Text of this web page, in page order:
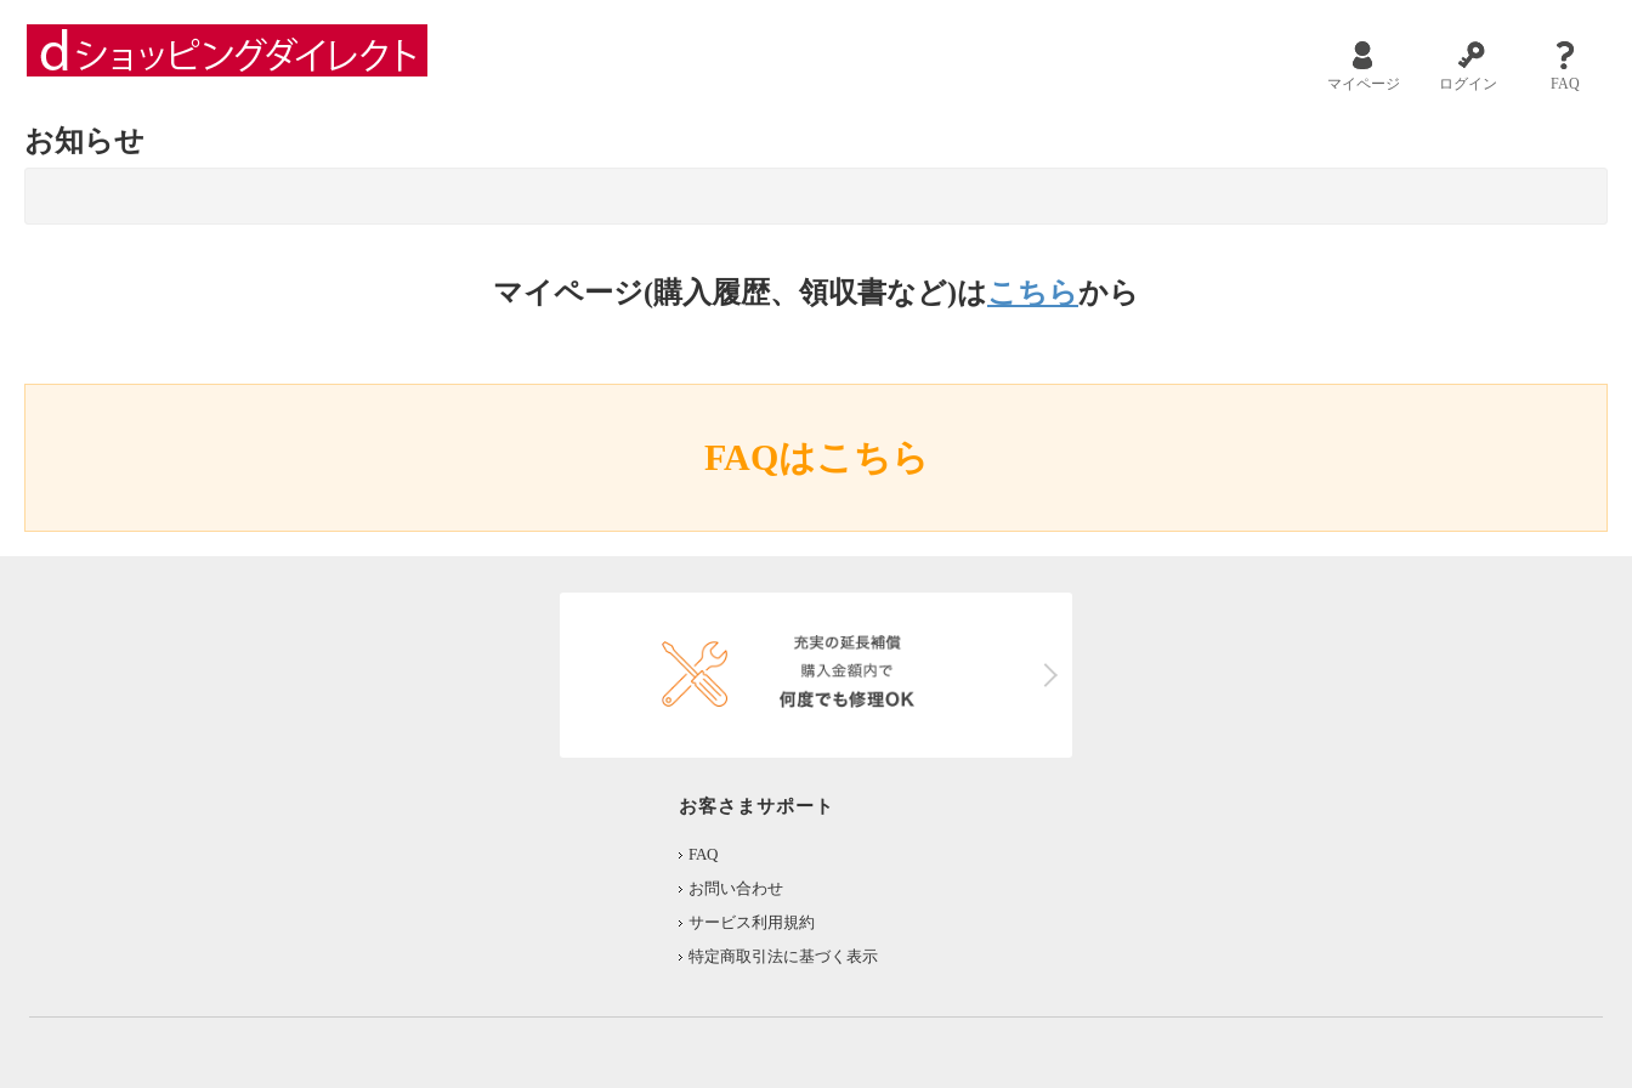
マイページ ログイン FAQ
お知らせ
マイページ(購入履歴、領収書など)はこちらから
FAQはこちら
お客さまサポート
FAQ
お問い合わせ
サービス利用規約
特定商取引法に基づく表示